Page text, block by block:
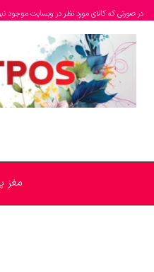
در صورتی که کالای مورد نظر در وبسایت موجود
مغز